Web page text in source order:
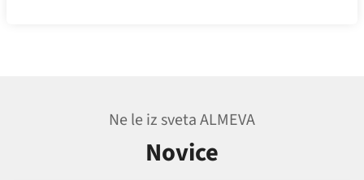
Ne le iz sveta ALMEVA
Novice